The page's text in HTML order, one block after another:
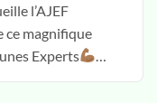
l’AJEF
ce magnifique
Experts